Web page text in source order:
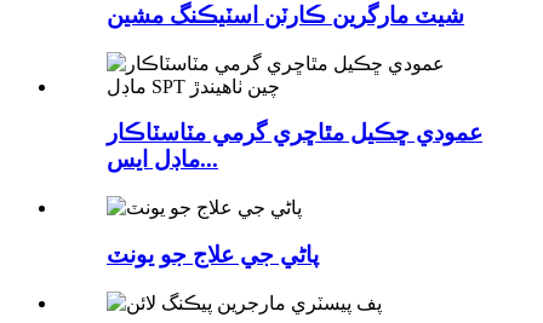
شيٽ مارگرين ڪارٽن اسٽيڪنگ مشين
عمودي ڇڪيل مٿاڇري گرمي مٽاسٽاڪار
ماڊل ايس...
پاڻي جي علاج جو يونٽ